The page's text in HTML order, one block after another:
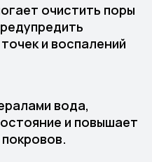
очистить поры
и воспалений
вода,
и повышает